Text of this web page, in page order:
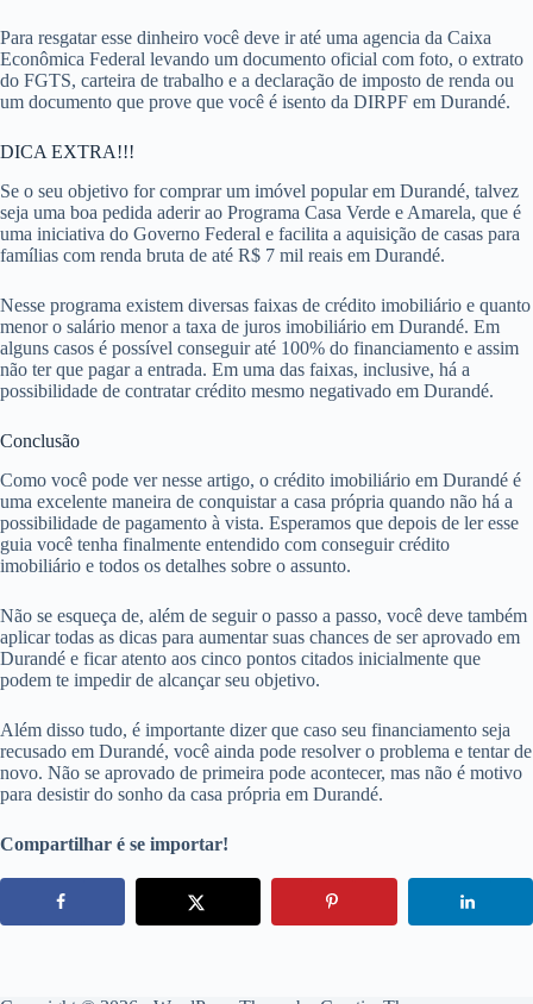
Para resgatar esse dinheiro você deve ir até uma agencia da Caixa
Econômica Federal levando um documento oficial com foto, o extrato
do FGTS, carteira de trabalho e a declaração de imposto de renda ou
um documento que prove que você é isento da DIRPF em Durandé.
DICA EXTRA!!!
Se o seu objetivo for comprar um imóvel popular em Durandé, talvez
seja uma boa pedida aderir ao Programa Casa Verde e Amarela, que é
uma iniciativa do Governo Federal e facilita a aquisição de casas para
famílias com renda bruta de até R$ 7 mil reais em Durandé.
Nesse programa existem diversas faixas de crédito imobiliário e quanto
menor o salário menor a taxa de juros imobiliário em Durandé. Em
alguns casos é possível conseguir até 100% do financiamento e assim
não ter que pagar a entrada. Em uma das faixas, inclusive, há a
possibilidade de contratar crédito mesmo negativado em Durandé.
Conclusão
Como você pode ver nesse artigo, o crédito imobiliário em Durandé é
uma excelente maneira de conquistar a casa própria quando não há a
possibilidade de pagamento à vista. Esperamos que depois de ler esse
guia você tenha finalmente entendido com conseguir crédito
imobiliário e todos os detalhes sobre o assunto.
Não se esqueça de, além de seguir o passo a passo, você deve também
aplicar todas as dicas para aumentar suas chances de ser aprovado em
Durandé e ficar atento aos cinco pontos citados inicialmente que
podem te impedir de alcançar seu objetivo.
Além disso tudo, é importante dizer que caso seu financiamento seja
recusado em Durandé, você ainda pode resolver o problema e tentar de
novo. Não se aprovado de primeira pode acontecer, mas não é motivo
para desistir do sonho da casa própria em Durandé.
Compartilhar é se importar!